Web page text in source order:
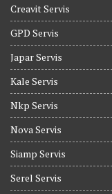
Creavit Servis
GPD Servis
Japar Servis
Kale Servis
Nkp Servis
Nova Servis
Siamp Servis
Serel Servis